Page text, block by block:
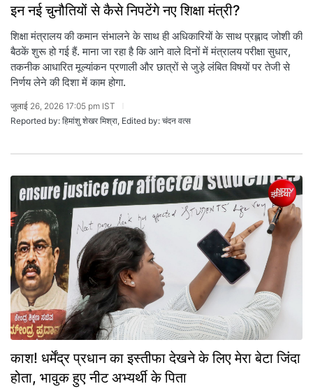
इन नई चुनौतियों से कैसे निपटेंगे नए शिक्षा मंत्री?
शिक्षा मंत्रालय की कमान संभालने के साथ ही अधिकारियों के साथ प्रह्लाद जोशी की
बैठकें शुरू हो गई हैं. माना जा रहा है कि आने वाले दिनों में मंत्रालय परीक्षा सुधार,
तकनीक आधारित मूल्यांकन प्रणाली और छात्रों से जुड़े लंबित विषयों पर तेजी से
निर्णय लेने की दिशा में काम होगा.
जुलाई 26, 2026 17:05 pm IST
Reported by: हिमांशु शेखर मिश्रा, Edited by: चंदन वत्स
काश! धर्मेंद्र प्रधान का इस्तीफा देखने के लिए मेरा बेटा जिंदा
होता, भावुक हुए नीट अभ्यर्थी के पिता